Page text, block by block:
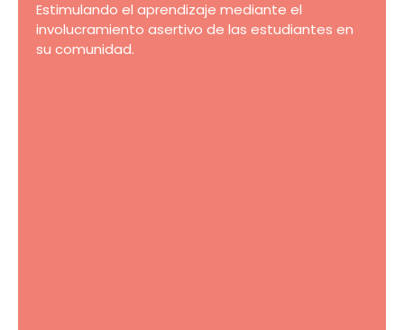
Estimulando el aprendizaje mediante el
involucramiento asertivo de las estudiantes en
su comunidad.